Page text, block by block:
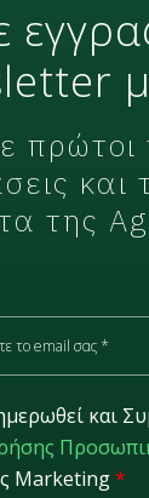
πρώτοι
και
της
και
Marketing*